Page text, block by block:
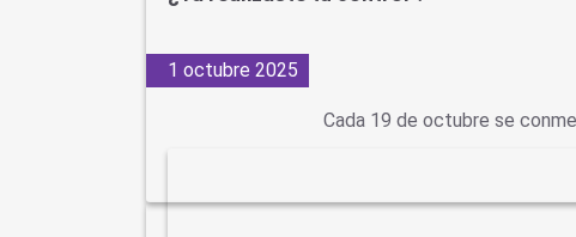
1 octubre 2025
Cada 19 de octubre se